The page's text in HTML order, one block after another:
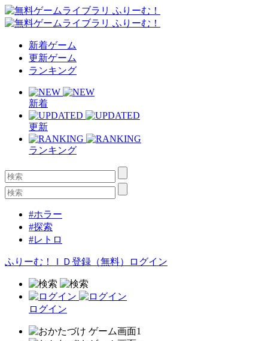
新着ゲーム
更新ゲーム
ランキング
新着
更新
ランキング
#ホラー
#探索
#レトロ
ふりーむ！ＩＤ登録（無料） ログイン
ログイン